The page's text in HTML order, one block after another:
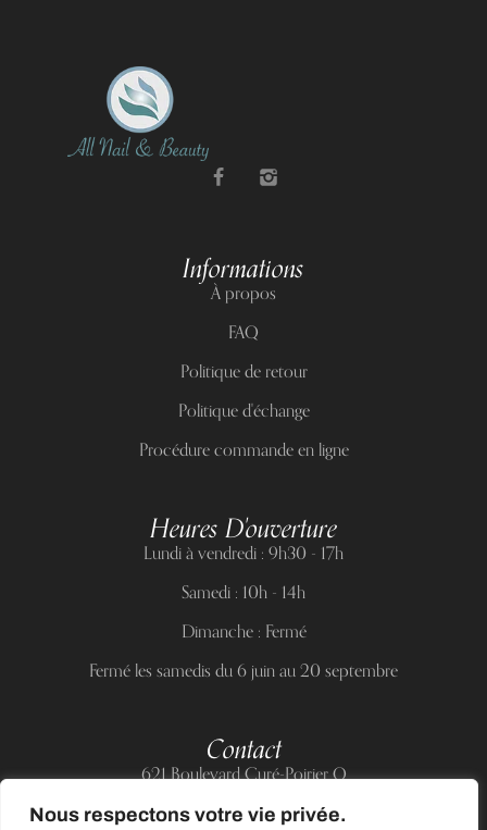
Nous respectons votre vie privée.
Informations
À propos
FAQ
Politique de retour
Politique d'échange
Procédure commande en ligne
Heures D'ouverture
Lundi à vendredi : 9h30 - 17h
Samedi : 10h - 14h
Dimanche : Fermé
Fermé les samedis du 6 juin au 20 septembre
Contact
621 Boulevard Curé-Poirier O